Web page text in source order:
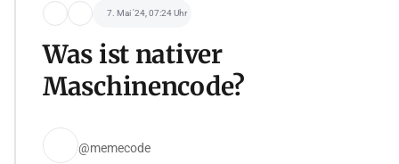
7. Mai '24, 07:24 Uhr
Was ist nativer
Maschinencode?
@memecode